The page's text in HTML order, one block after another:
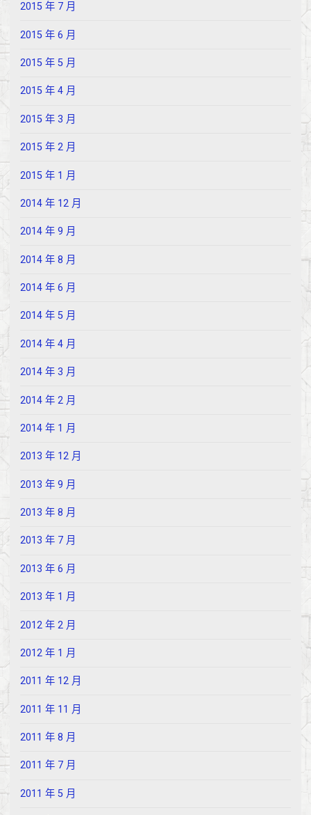
2015 年 7 月
2015 年 6 月
2015 年 5 月
2015 年 4 月
2015 年 3 月
2015 年 2 月
2015 年 1 月
2014 年 12 月
2014 年 9 月
2014 年 8 月
2014 年 6 月
2014 年 5 月
2014 年 4 月
2014 年 3 月
2014 年 2 月
2014 年 1 月
2013 年 12 月
2013 年 9 月
2013 年 8 月
2013 年 7 月
2013 年 6 月
2013 年 1 月
2012 年 2 月
2012 年 1 月
2011 年 12 月
2011 年 11 月
2011 年 8 月
2011 年 7 月
2011 年 5 月